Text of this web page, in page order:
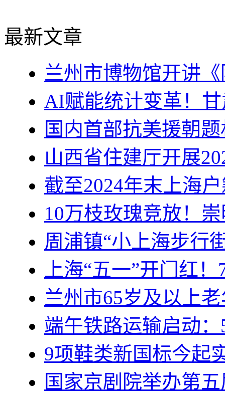
最新文章
兰州市博物馆开讲
AI赋能统计变革！
国内首部抗美援朝
山西省住建厅开展
截至2024年末上海
10万枝玫瑰竞放！
周浦镇“小上海步行
上海“五一”开门红
兰州市65岁及以上
端午铁路运输启动：
9项鞋类新国标今起
国家京剧院举办第